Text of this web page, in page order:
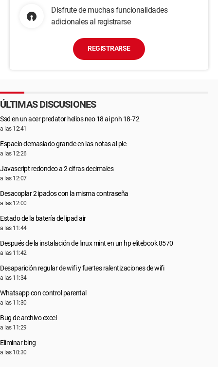
Disfrute de muchas funcionalidades
adicionales al registrarse
REGISTRARSE
ÚLTIMAS DISCUSIONES
Ssd en un acer predator helios neo 18 ai pnh 18-72
a las 12:41
Espacio demasiado grande en las notas al pie
a las 12:26
Javascript redondeo a 2 cifras decimales
a las 12:07
Desacoplar 2 ipados con la misma contraseña
a las 12:00
Estado de la batería del ipad air
a las 11:44
Después de la instalación de linux mint en un hp elitebook 8570
a las 11:42
Desaparición regular de wifi y fuertes ralentizaciones de wifi
a las 11:34
Whatsapp con control parental
a las 11:30
Bug de archivo excel
a las 11:29
Eliminar bing
a las 10:30